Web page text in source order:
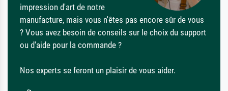
impression d'art de notre
manufacture, mais vous n'êtes pas encore sûr de vous
? Vous avez besoin de conseils sur le choix du support
ou d'aide pour la commande ?
Nos experts se feront un plaisir de vous aider.